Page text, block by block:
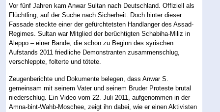
Vor fünf Jahren kam Anwar Sultan nach Deutschland. Offiziell als
Flüchtling, auf der Suche nach Sicherheit. Doch hinter dieser
Fassade steckte einer der gefürchtetsten Handlanger des Assad-
Regimes. Sultan war Mitglied der berüchtigten Schabiha-Miliz in
Aleppo – einer Bande, die schon zu Beginn des syrischen
Aufstands 2011 friedliche Demonstranten zusammenschlug,
verschleppte, folterte und tötete.
Zeugenberichte und Dokumente belegen, dass Anwar S.
gemeinsam mit seinem Vater und seinem Bruder Proteste brutal
niederschlug. Ein Video vom 22. Juli 2011, aufgenommen in der
Amna-bint-Wahb-Moschee, zeigt ihn dabei, wie er einen Aktivisten